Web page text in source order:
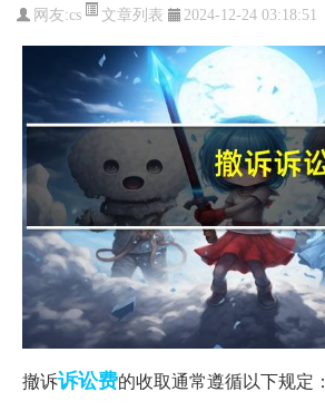
网友:cs 文章列表 2024-12-24 03:18:51
撤诉诉讼费的收取通常遵循以下规定：